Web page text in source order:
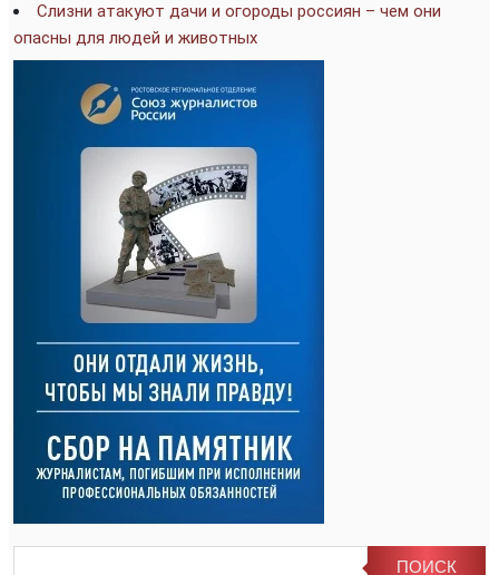
Слизни атакуют дачи и огороды россиян – чем они
опасны для людей и животных